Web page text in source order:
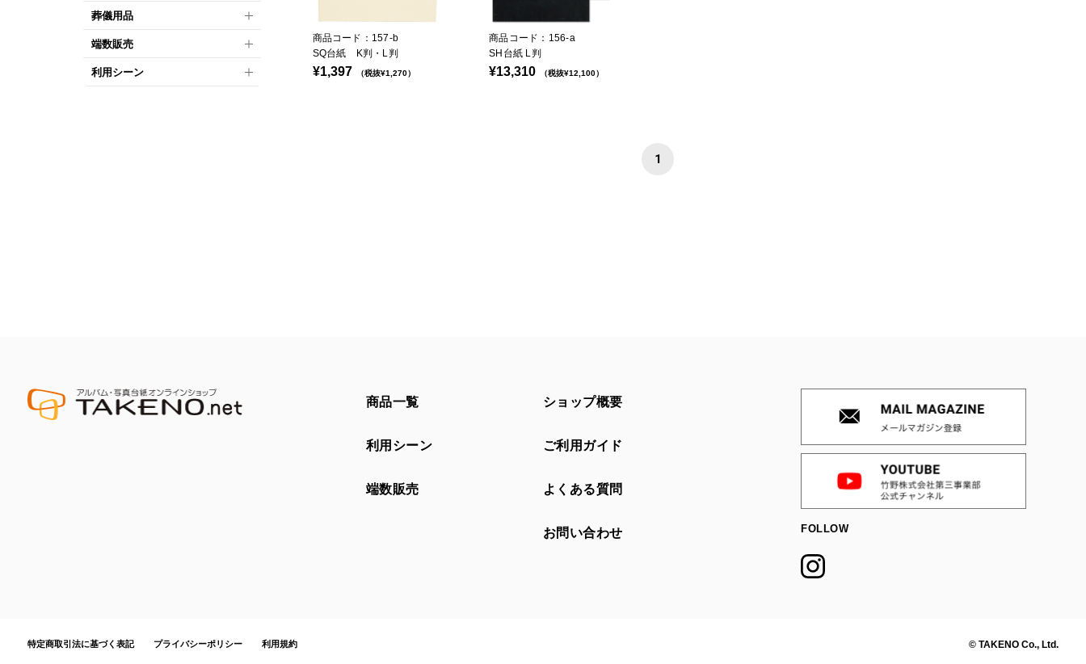
葬儀用品
端数販売
利用シーン
商品コード：157-b
SQ台紙 K判・L判
¥1,397 （税抜¥1,270）
商品コード：156-a
SH台紙 L判
¥13,310 （税抜¥12,100）
1
商品一覧
利用シーン
端数販売
ショップ概要
ご利用ガイド
よくある質問
お問い合わせ FOLLOW
特定商取引法に基づく表記 プライバシーポリシー 利用規約 © TAKENO Co., Ltd.